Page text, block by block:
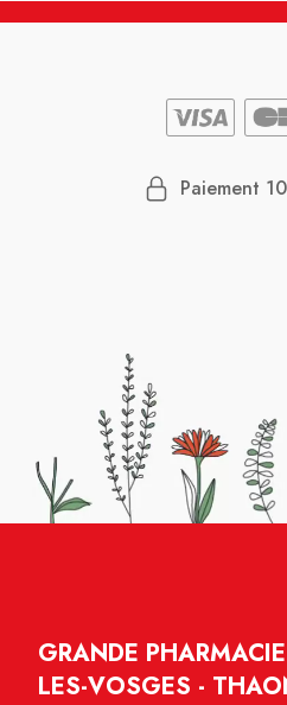
Paiement
GRANDE
LES-VOSGES -